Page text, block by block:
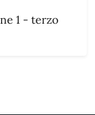
1 - terzo